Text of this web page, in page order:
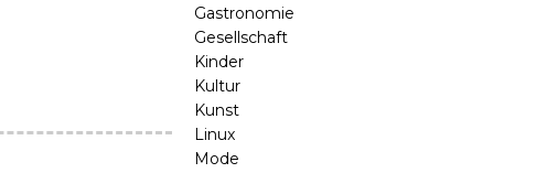
Gastronomie
Gesellschaft
Kinder
Kultur
Kunst
Linux
Mode